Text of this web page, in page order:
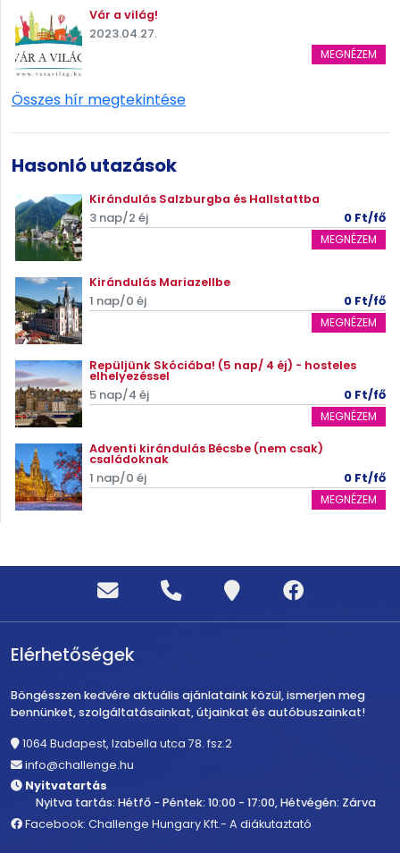
Vár a világ!
2023.04.27.
MEGNÉZEM
Összes hír megtekintése
Hasonló utazások
Kirándulás Salzburgba és Hallstattba
3 nap/2 éj 0 Ft/fő
MEGNÉZEM
Kirándulás Mariazellbe
1 nap/0 éj 0 Ft/fő
MEGNÉZEM
Repüljünk Skóciába! (5 nap/ 4 éj) - hosteles
elhelyezéssel
5 nap/4 éj 0 Ft/fő
MEGNÉZEM
Adventi kirándulás Bécsbe (nem csak)
családoknak
1 nap/0 éj 0 Ft/fő
MEGNÉZEM
Elérhetőségek
Böngésszen kedvére aktuális ajánlataink közül, ismerjen meg
bennünket, szolgáltatásainkat, útjainkat és autóbuszainkat!
1064 Budapest, Izabella utca 78. fsz.2
info@challenge.hu
Nyitvatartás
Nyitva tartás: Hétfő - Péntek: 10:00 - 17:00, Hétvégén: Zárva
Facebook: Challenge Hungary Kft.- A diákutaztató